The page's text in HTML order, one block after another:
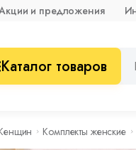
и предложения
Каталог товаров
Комплекты женские